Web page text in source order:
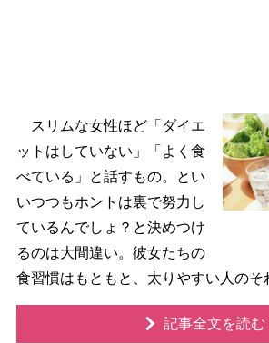
スリムな女性ほど「ダイエ
ットはしていない」「よく食
べている」と話すもの。とい
いつつもホントは裏で努力し
ているんでしょ？と決めつけ
るのは大間違い。彼女たちの
食習慣はもともと、太りやすい人のそ
記事全文を読む